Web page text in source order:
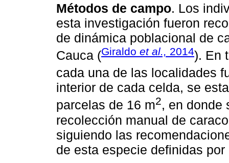
Métodos de campo. Los
esta investigación fueron
de dinámica poblacional de
Cauca (Giraldo et al., 2014). En
cada una de las localidades
interior de cada celda, se
parcelas de 16 m2, en donde
recolección manual de
siguiendo las
de esta especie definidas